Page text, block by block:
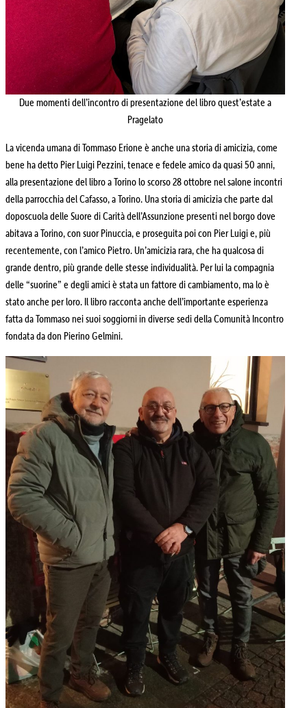
Due momenti dell’incontro di presentazione del libro quest’estate a
Pragelato
La vicenda umana di Tommaso Erione è anche una storia di amicizia, come
bene ha detto Pier Luigi Pezzini, tenace e fedele amico da quasi 50 anni,
alla presentazione del libro a Torino lo scorso 28 ottobre nel salone incontri
della parrocchia del Cafasso, a Torino. Una storia di amicizia che parte dal
doposcuola delle Suore di Carità dell’Assunzione presenti nel borgo dove
abitava a Torino, con suor Pinuccia, e proseguita poi con Pier Luigi e, più
recentemente, con l’amico Pietro. Un’amicizia rara, che ha qualcosa di
grande dentro, più grande delle stesse individualità. Per lui la compagnia
delle “suorine” e degli amici è stata un fattore di cambiamento, ma lo è
stato anche per loro. Il libro racconta anche dell’importante esperienza
fatta da Tommaso nei suoi soggiorni in diverse sedi della Comunità Incontro
fondata da don Pierino Gelmini.